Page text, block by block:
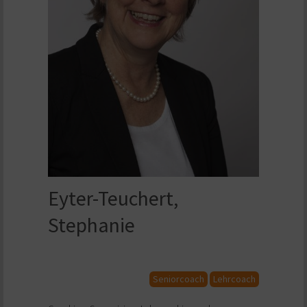
Eyter-Teuchert,
Stephanie
Seniorcoach Lehrcoach